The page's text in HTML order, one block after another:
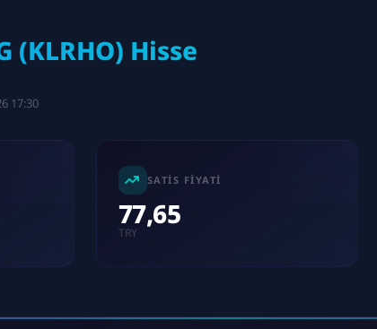
(KLRHO) Hisse
17:30
SATIS FIYATI
77,65
TRY